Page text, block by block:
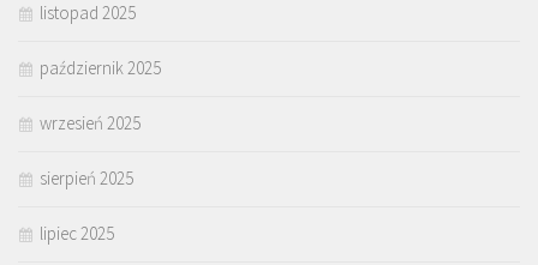
listopad 2025
październik 2025
wrzesień 2025
sierpień 2025
lipiec 2025